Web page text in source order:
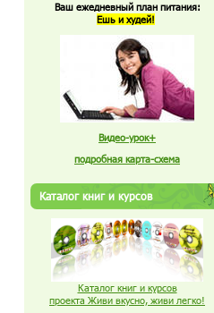
Ваш ежедневный план питания:
Ешь и худей!
Видео-урок+
подробная карта-схема
Каталог книг и курсов
Каталог книг и курсов
проекта Живи вкусно, живи легко!